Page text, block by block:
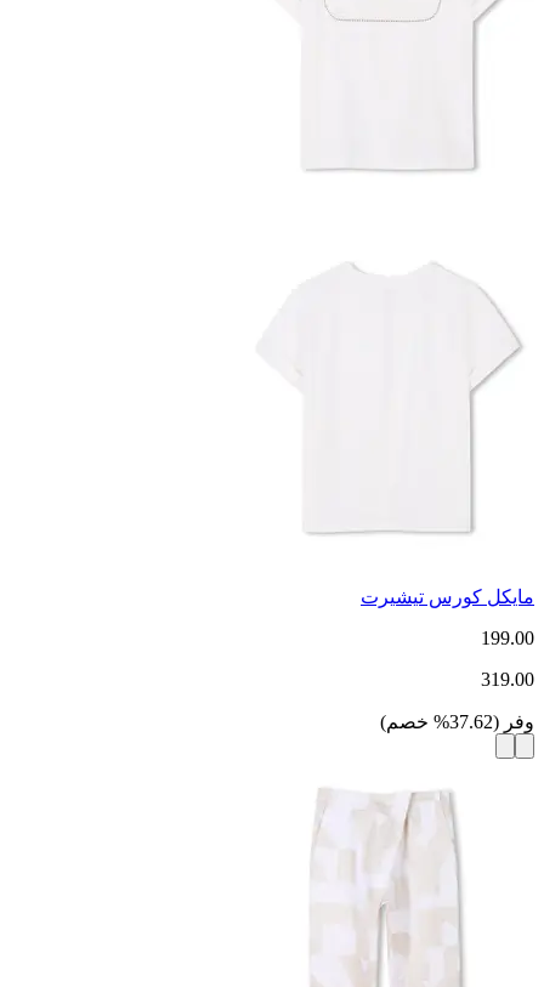
مايكل كورس تيشيرت
199.00
319.00
وفر (
37.62
% خصم)